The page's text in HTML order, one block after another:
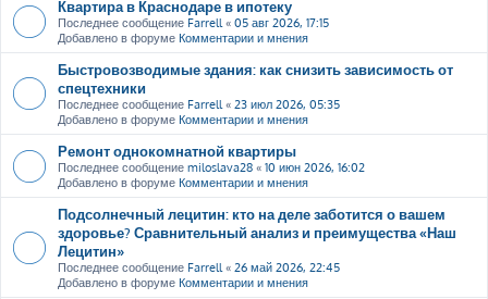
Квартира в Краснодаре в ипотеку
Последнее сообщение Farrell « 05 авг 2026, 17:15
Добавлено в форуме Комментарии и мнения
Быстровозводимые здания: как снизить зависимость от
спецтехники
Последнее сообщение Farrell « 23 июл 2026, 05:35
Добавлено в форуме Комментарии и мнения
Ремонт однокомнатной квартиры
Последнее сообщение miloslava28 « 10 июн 2026, 16:02
Добавлено в форуме Комментарии и мнения
Подсолнечный лецитин: кто на деле заботится о вашем
здоровье? Сравнительный анализ и преимущества «Наш
Лецитин»
Последнее сообщение Farrell « 26 май 2026, 22:45
Добавлено в форуме Комментарии и мнения